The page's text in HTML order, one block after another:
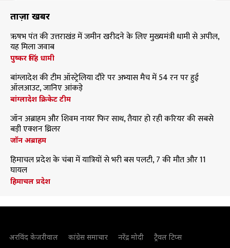
ताज़ा खबरें
ऋषभ पंत की उत्तराखंड में जमीन खरीदने के लिए मुख्यमंत्री धामी से अपील,
यह मिला जवाब
पुष्कर सिंह धामी
बांग्लादेश की टीम ऑस्ट्रेलिया दौरे पर अभ्यास मैच में 54 रन पर हुई
ऑलआउट, जानिए आंकड़े
बांग्लादेश क्रिकेट टीम
जॉन अब्राहम और शिवम नायर फिर साथ, तैयार हो रही करियर की सबसे
बड़ी एक्शन थ्रिलर
जॉन अब्राहम
हिमाचल प्रदेश के चंबा में यात्रियों से भरी बस पलटी, 7 की मौत और 11
घायल
हिमाचल प्रदेश
अरविंद केजरीवाल कांग्रेस समाचार नरेंद्र मोदी ट्रैवल टिप्स